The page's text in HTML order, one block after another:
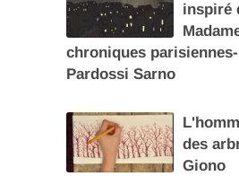
inspiré
chroniques
Pardossi Sarno
des
Giono